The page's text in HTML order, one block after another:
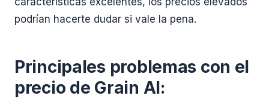
podrían hacerte dudar si vale la pena.
Principales problemas con el
precio de Grain AI: